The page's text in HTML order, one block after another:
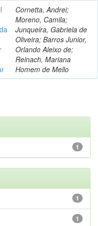
Cornetta, Andrei;
Moreno, Camila;
Junqueira, Gabriela de
Oliveira; Barros Junior,
Orlando Aleixo de;
Reinach, Mariana
Homem de Mello
1
1
1